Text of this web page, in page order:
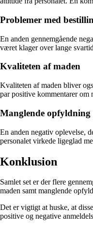
Problemer med
En anden gennemgående
været klager over lange
Kvaliteten af maden
Kvaliteten af maden bliver
par positive kommentarer
Manglende opfyldning
En anden negativ oplevelse,
personalet virkede ligeglad
Konklusion
Samlet set er der flere
maden samt manglende
Det er vigtigt at huske, at
positive og negative